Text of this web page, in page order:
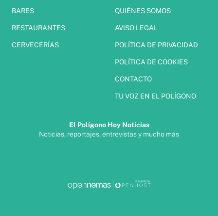
BARES
RESTAURANTES
CERVECERÍAS
QUIÉNES SOMOS
AVISO LEGAL
POLÍTICA DE PRIVACIDAD
POLÍTICA DE COOKIES
CONTACTO
TU VOZ EN EL POLÍGONO
El Polígono Hoy Noticias
Noticias, reportajes, entrevistas y mucho más